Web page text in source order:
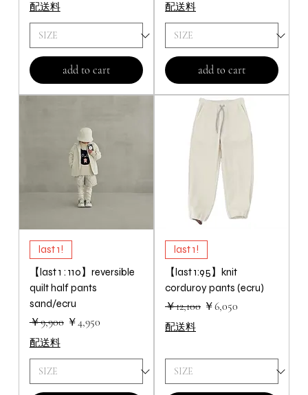
配送料
add to cart
配送料
add to cart
last 1!
【last 1 : 110】reversible
quilt half pants
sand/ecru
通常価格
￥9,900 セール価格
￥4,950
配送料
last 1!
【last 1:95】knit
corduroy pants (ecru)
通常価格
￥12,100 セール価格
￥6,050
配送料